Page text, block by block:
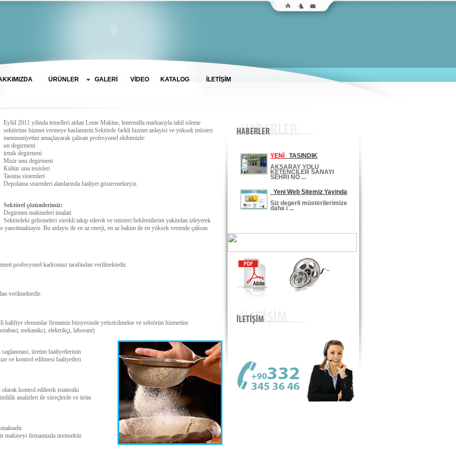
ÜRÜNLER GALERİ VİDEO KATALOG İLETİŞİM
Eylül 2011 yilinda temelleri atilan Lente Makine, lentemilla markasiyla tahil isleme
sektörüne hizmet vermeye baslamistir.Sektörde farkli hizmet anlayisi ve yüksek müsteri
memnuniyetini amaçlayarak çalisan profesyonel ekibimizle:
un degirmeni
irmik degirmeni
Misir unu degirmeni
Kültür unu tesisleri
Tasima sistemleri
Depolama sistemleri alanlarinda faaliyet göstermekteyiz.
Sektörel çözümlerimiz:
Degirmen makineleri imalati
Sektördeki gelismeleri sürekli takip ederek ve müsteri beklentilerini yakindan izleyerek
Bu anlayis ile en az enerji, en az bakim ile en yüksek verimde çalisan
profesyonel kadromuz tarafindan verilmektedir.
verilmektedir.
elemanlar firmamiz bünyesinde yetistirilmekte ve sektörün hizmetine
mekanikci, elektrikçi, laborant)
üretim faaliyetlerinin
ve kontrol edilmesi faaliyetleri
kontrol edilerek istatistiki
analizleri ile süreçlerde ve ürün
makineyi firmamizda üretmektir.
YENİ TASINDIK
AKSARAY YOLU
KETENCILER SANAYI
SEHRI NO ...
Yeni Web Sitemiz Yayinda
Siz degerli müsterilerimize
daha i ...